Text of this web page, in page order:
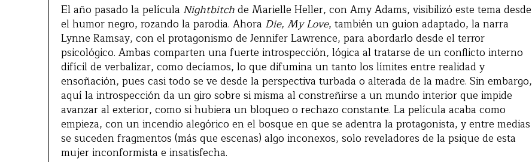
El año pasado la película Nightbitchde Marielle Heller, con Amy Adams, visibilizó este tema desde
el humor negro, rozando la parodia. Ahora Die, My Love, también un guion adaptado, la narra
Lynne Ramsay, con el protagonismo de Jennifer Lawrence, para abordarlo desde el terror
psicológico. Ambas comparten una fuerte introspección, lógica al tratarse de un conflicto interno
difícil de verbalizar, como decíamos, lo que difumina un tanto los límites entre realidad y
ensoñación, pues casi todo se ve desde la perspectiva turbada o alterada de la madre. Sin embargo,
aquí la introspección da un giro sobre si misma al constreñirse a un mundo interior que impide
avanzar al exterior, como si hubiera un bloqueo o rechazo constante. La película acaba como
empieza, con un incendio alegórico en el bosque en que se adentra la protagonista, y entre medias
se suceden fragmentos (más que escenas) algo inconexos, solo reveladores de la psique de esta
mujer inconformista e insatisfecha.